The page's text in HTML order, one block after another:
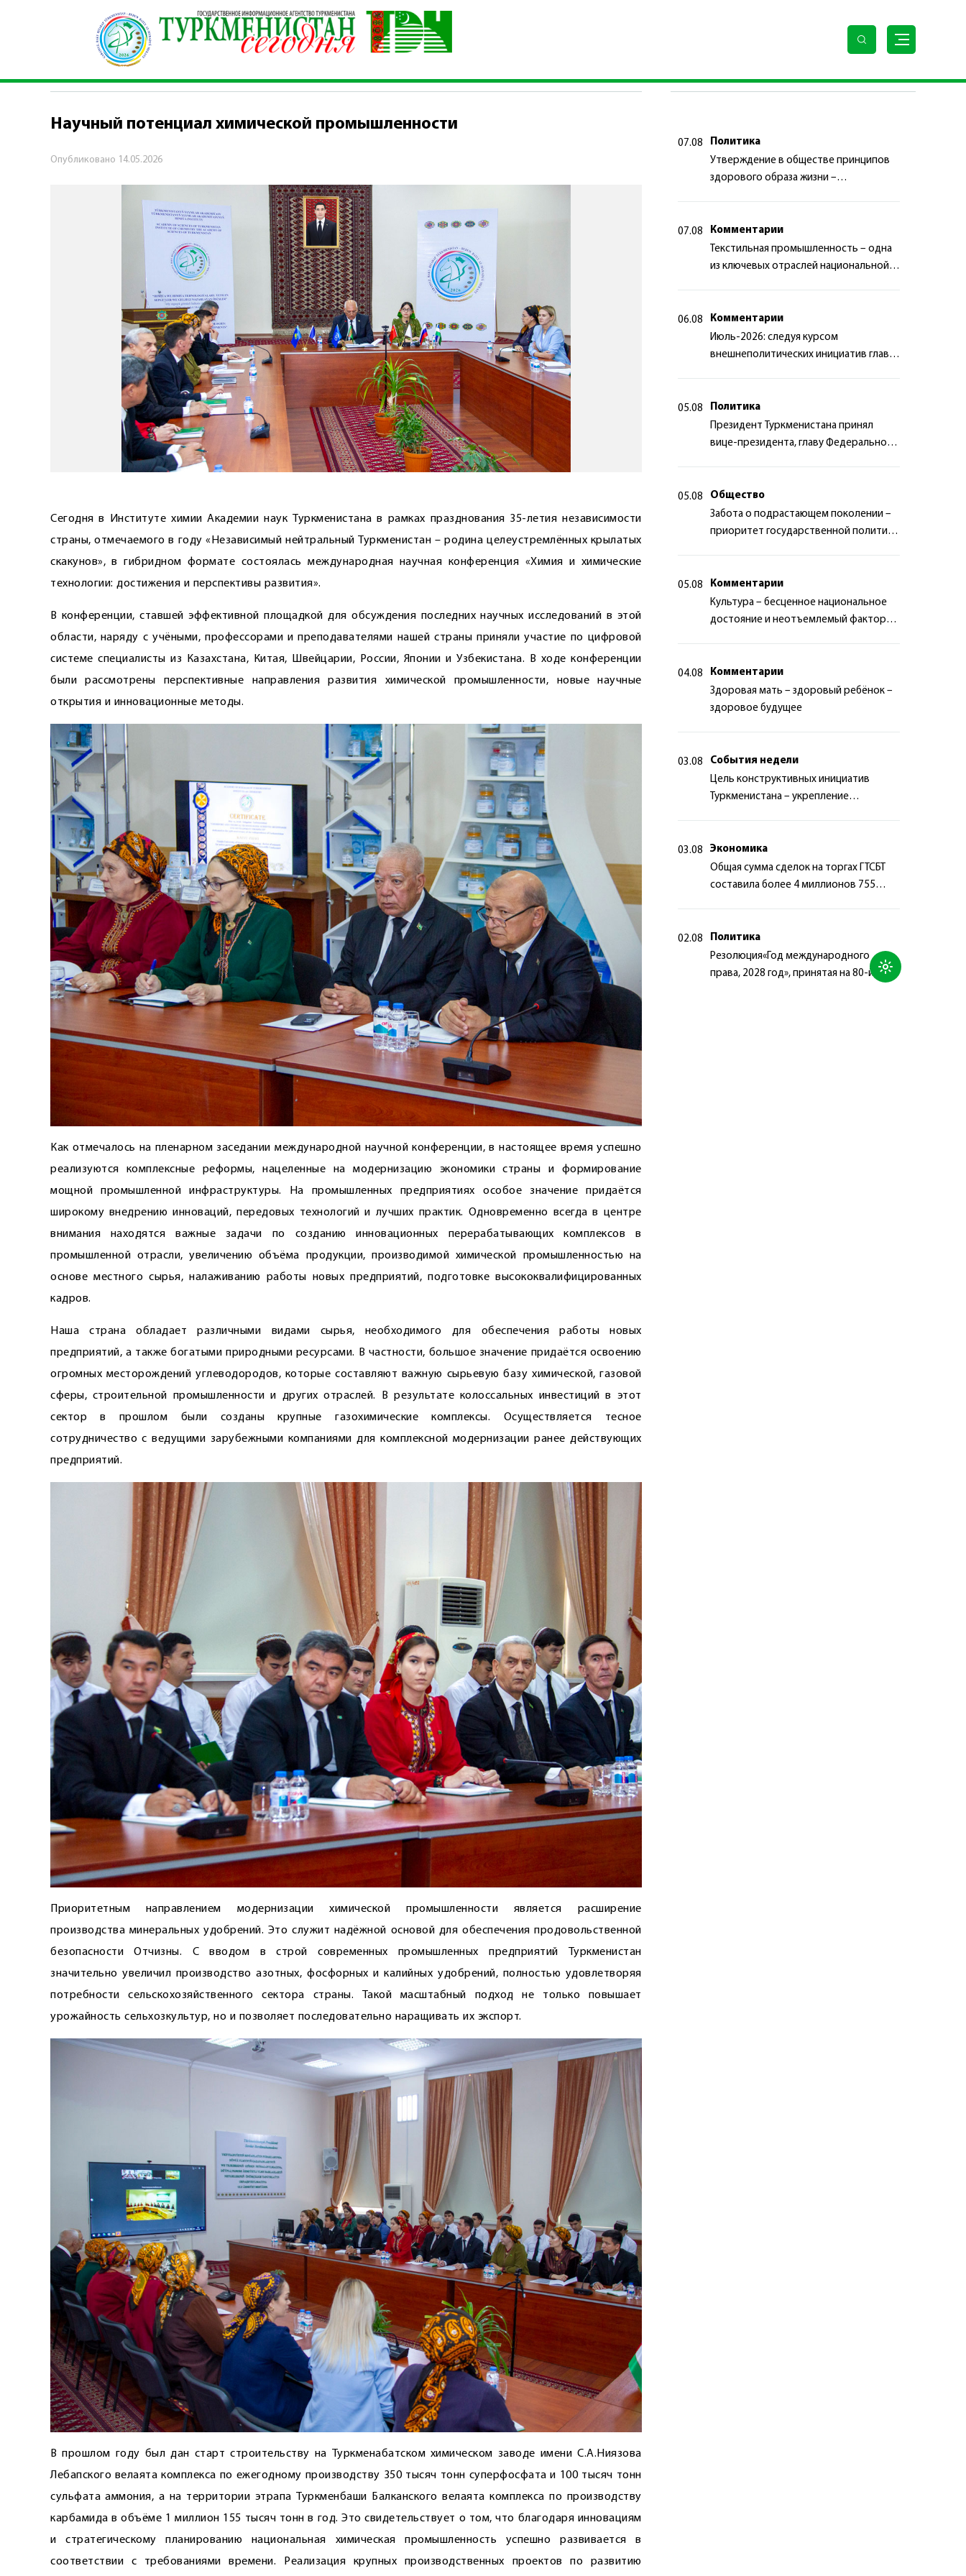
\ Общество Научный потенциал химической промышленности
ОБЩЕСТВО
Научный потенциал химической промышленности
Опубликовано 14.05.2026
Сегодня в Институте химии Академии наук Туркменистана в рамках празднования 35-летия независимости
страны, отмечае­мого в году «Независимый нейтральный Туркменистан – родина целеустремлённых крылатых
скакунов», в гибридном формате состоялась международная научная конференция «Химия и химические
технологии: достижения и перспективы развития».
В конференции, ставшей эффективной площадкой для обсуждения последних научных исследований в этой
области, наряду с учёными, профессорами и преподавателями нашей страны приняли участие по цифровой
системе специалисты из Казахстана, Китая, Швейцарии, России, Японии и Узбекистана. В ходе конференции
были рассмотрены перспективные направления развития химической промышленности, новые научные
открытия и инновационные методы.
Как отмечалось на пленарном заседании международной научной конференции, в настоящее время успешно
реализуются комплексные реформы, нацеленные на модернизацию экономики страны и формирование
мощной промышленной инфраструктуры. На промышленных предприятиях особое значение придаётся
широкому внедрению инноваций, передовых технологий и лучших практик. Одновременно всегда в центре
внимания находятся важные задачи по созданию инновационных перерабатывающих комплексов в
промышленной отрасли, увеличению объёма продукции, производимой химической промышленностью на
основе местного сырья, налаживанию работы новых предприятий, подготовке высококвалифицированных
кадров.
Наша страна обладает различными видами сырья, необходимого для обеспечения работы новых
предприятий, а также богатыми природными ресурсами. В частности, большое значение придаётся освоению
огромных месторождений углеводородов, которые составляют важную сырьевую базу химической, газовой
сферы, строительной промышленности и других отраслей. В результате колоссальных инвестиций в этот
сектор в прошлом были созданы крупные газохимические комплексы. Осуществляется тесное
сотрудничество с ведущими зарубежными компаниями для комплексной модернизации ранее действующих
предприятий.
Приоритетным направлением модернизации химической промышленности является расширение
производства минеральных удобрений. Это служит надёжной основой для обеспечения продовольственной
безопасности Отчизны. С вводом в строй современных промышленных предприятий Туркменистан
значительно увеличил производство азотных, фосфорных и калийных удобрений, полностью удовлетворяя
потребности сельскохозяйственного сектора страны. Такой масштабный подход не только повышает
урожайность сельхозкультур, но и позволяет последовательно наращивать их экспорт.
В прошлом году был дан старт строительству на Туркменабатском химическом заводе имени С.А.Ниязова
Лебапского велая­та комплекса по ежегодному производству 350 тысяч тонн суперфосфата и 100 тысяч тонн
сульфата аммония, а на территории этрапа Туркменбаши Балканского велая­та комплекса по производству
карбамида в объёме 1 миллион 155 тысяч тонн в год. Это свидетельствует о том, что благодаря инновациям
и стратегическому планированию национальная химическая промышленность успешно развивается в
соответствии с требованиями времени. Реализация крупных производственных проектов по развитию
07.08
Политика
Утверждение в обществе принципов
здорового образа жизни –
07.08
Комментарии
Текстильная промышленность – одна
из ключевых отраслей национальной
06.08
Комментарии
Июль-2026: следуя курсом
внешнеполитических инициатив главы
05.08
Политика
Президент Туркменистана принял
вице-президента, главу Федерального
05.08
Общество
Забота о подрастающем поколении –
приоритет государственной политики
05.08
Комментарии
Культура – бесценное национальное
достояние и неотъемлемый фактор
04.08
Комментарии
Здоровая мать – здоровый ребёнок –
здоровое будущее
03.08
События недели
Цель конструктивных инициатив
Туркменистана – укрепление
03.08
Экономика
Общая сумма сделок на торгах ГТСБТ
составила более 4 миллионов 755
02.08
Политика
Резолюция«Год международного
права, 2028 год», принятая на 80-й